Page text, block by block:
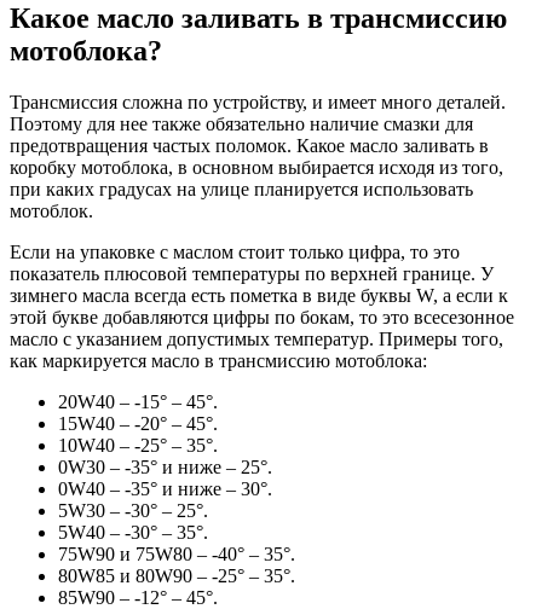
Какое масло заливать в трансмиссию
мотоблока?
Трансмиссия сложна по устройству, и имеет много деталей.
Поэтому для нее также обязательно наличие смазки для
предотвращения частых поломок. Какое масло заливать в
коробку мотоблока, в основном выбирается исходя из того,
при каких градусах на улице планируется использовать
мотоблок.
Если на упаковке с маслом стоит только цифра, то это
показатель плюсовой температуры по верхней границе. У
зимнего масла всегда есть пометка в виде буквы W, а если к
этой букве добавляются цифры по бокам, то это всесезонное
масло с указанием допустимых температур. Примеры того,
как маркируется масло в трансмиссию мотоблока:
20W40 – -15° – 45°.
15W40 – -20° – 45°.
10W40 – -25° – 35°.
0W30 – -35° и ниже – 25°.
0W40 – -35° и ниже – 30°.
5W30 – -30° – 25°.
5W40 – -30° – 35°.
75W90 и 75W80 – -40° – 35°.
80W85 и 80W90 – -25° – 35°.
85W90 – -12° – 45°.